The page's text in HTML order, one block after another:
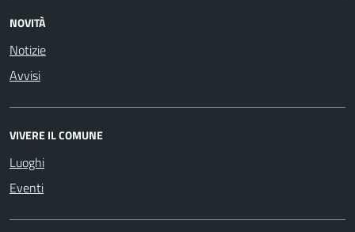
NOVITÀ
Notizie
Avvisi
VIVERE IL COMUNE
Luoghi
Eventi